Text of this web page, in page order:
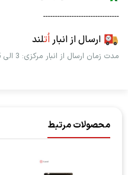
--------------------------------
ارسال از انباراُتلند
مدت زمان ارسال از انبار مرکزی: 3 الی 5 روز کاری
محصولات مرتبط